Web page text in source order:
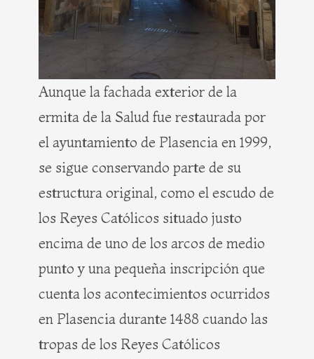
Aunque la fachada exterior de la
ermita de la Salud fue restaurada por
el ayuntamiento de Plasencia en 1999,
se sigue conservando parte de su
estructura original, como el escudo de
los Reyes Católicos situado justo
encima de uno de los arcos de medio
punto y una pequeña inscripción que
cuenta los acontecimientos ocurridos
en Plasencia durante 1488 cuando las
tropas de los Reyes Católicos